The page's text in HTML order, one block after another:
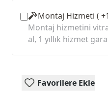
Montaj Hizmeti (
Montaj hizmetini
al, 1 yıllık hizmet
Favorilere Ekle